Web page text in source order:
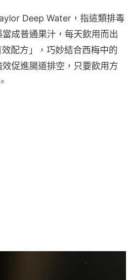
Deep Water，指這類排毒
成普通果汁，每天飲用而出
配方」，巧妙結合西梅中的
促進腸道排空，只要飲用方